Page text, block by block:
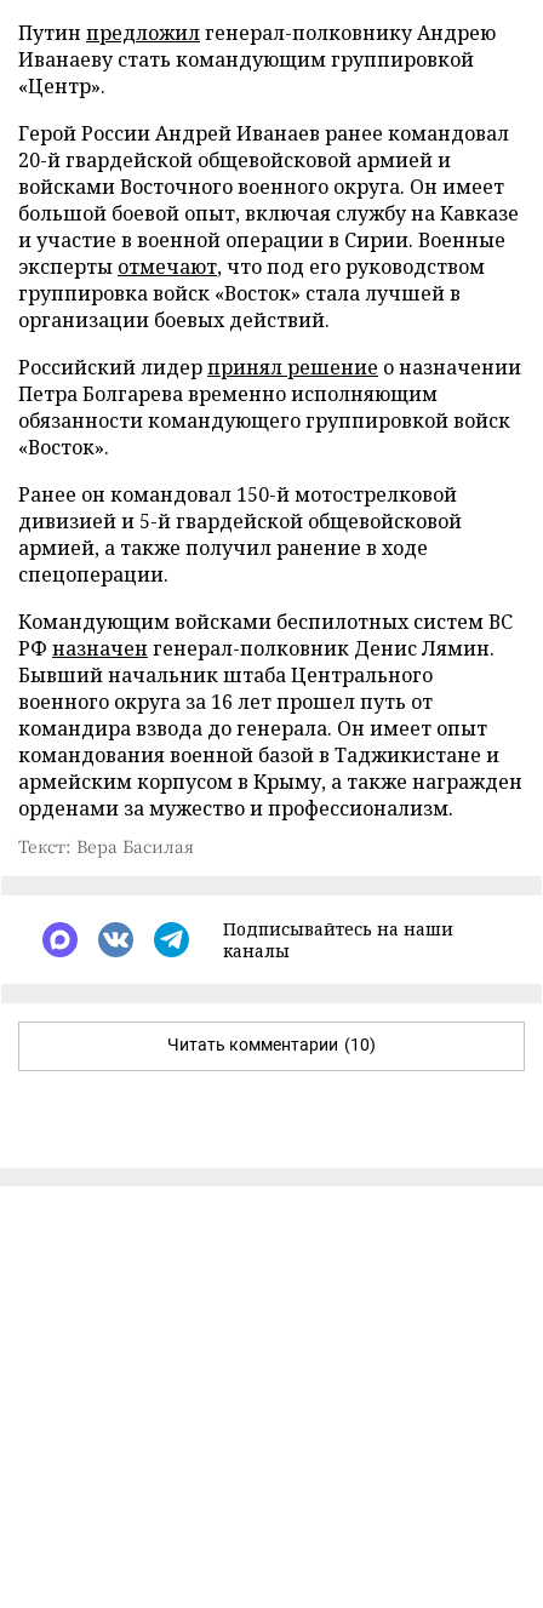
Путин предложилгенерал-полковнику Андрею
Иванаеву стать командующим группировкой
«Центр».
Герой России Андрей Иванаев ранее командовал
20-й гвардейской общевойсковой армией и
войсками Восточного военного округа. Он имеет
большой боевой опыт, включая службу на Кавказе
и участие в военной операции в Сирии. Военные
эксперты отмечают, что под его руководством
группировка войск «Восток» стала лучшей в
организации боевых действий.
Российский лидерпринял решение о назначении
Петра Болгарева временно исполняющим
обязанности командующего группировкой войск
«Восток».
Ранее он командовал 150-й мотострелковой
дивизией и 5-й гвардейской общевойсковой
армией, а также получил ранение в ходе
спецоперации.
Командующим войсками беспилотных систем ВС
РФ назначен генерал-полковник Денис Лямин.
Бывший начальник штаба Центрального
военного округа за 16 лет прошел путь от
командира взвода до генерала. Он имеет опыт
командования военной базой в Таджикистане и
армейским корпусом в Крыму, а также награжден
орденами за мужество и профессионализм.
Текст: Вера Басилая
Подписывайтесь на наши
каналы
Читать комментарии (10)